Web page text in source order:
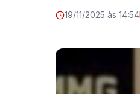
19/11/2025 às 14:54